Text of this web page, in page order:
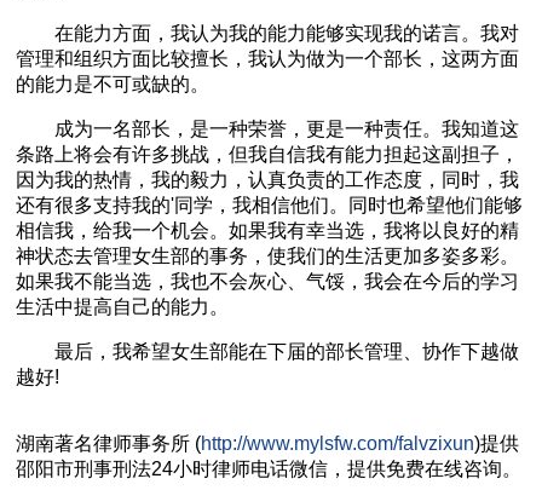
在能力方面，我认为我的能力能够实现我的诺言。我对
管理和组织方面比较擅长，我认为做为一个部长，这两方面
的能力是不可或缺的。
成为一名部长，是一种荣誉，更是一种责任。我知道这
条路上将会有许多挑战，但我自信我有能力担起这副担子，
因为我的热情，我的毅力，认真负责的工作态度，同时，我
还有很多支持我的'同学，我相信他们。同时也希望他们能够
相信我，给我一个机会。如果我有幸当选，我将以良好的精
神状态去管理女生部的事务，使我们的生活更加多姿多彩。
如果我不能当选，我也不会灰心、气馁，我会在今后的学习
生活中提高自己的能力。
最后，我希望女生部能在下届的部长管理、协作下越做
越好!
湖南著名律师事务所 (http://www.mylsfw.com/falvzixun)提供
邵阳市刑事刑法24小时律师电话微信，提供免费在线咨询。